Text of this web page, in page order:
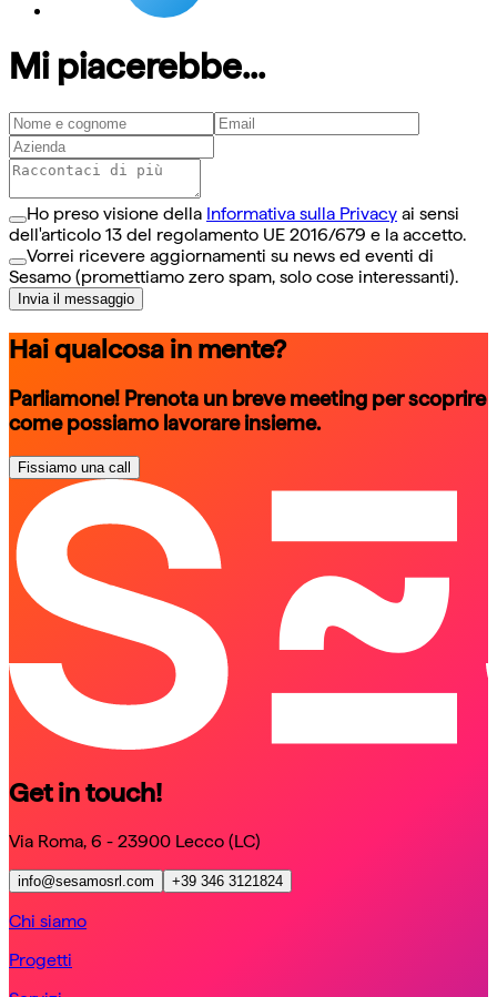
Mi piacerebbe...
Ho preso visione della Informativa sulla Privacy ai sensi
dell'articolo 13 del regolamento UE 2016/679 e la accetto.
Vorrei ricevere aggiornamenti su news ed eventi di
Sesamo (promettiamo zero spam, solo cose interessanti).
Invia il messaggio
Hai qualcosa in mente?
Parliamone! Prenota un breve meeting per scoprire
come possiamo lavorare insieme.
Fissiamo una call
schedule a call
schedule a call
Get in touch!
Via Roma, 6 - 23900 Lecco (LC)
info@sesamosrl.com +39 346 3121824
Chi siamo
Progetti